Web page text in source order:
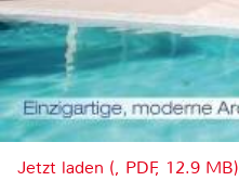
Jetzt laden (, PDF, 12.9 MB)